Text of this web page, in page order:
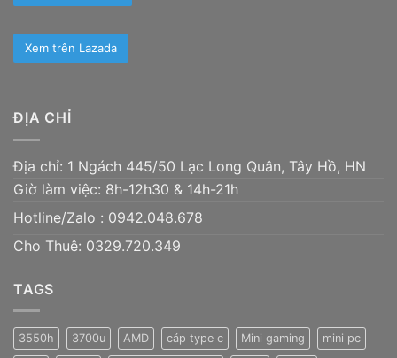
Xem trên Lazada
ĐỊA CHỈ
Địa chỉ: 1 Ngách 445/50 Lạc Long Quân, Tây Hồ, HN
Giờ làm việc: 8h-12h30 & 14h-21h
Hotline/Zalo : 0942.048.678
Cho Thuê: 0329.720.349
TAGS
3550h 3700u AMD cáp type c Mini gaming mini pc